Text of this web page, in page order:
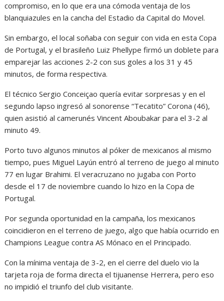
compromiso, en lo que era una cómoda ventaja de los
blanquiazules en la cancha del Estadio da Capital do Movel.
Sin embargo, el local soñaba con seguir con vida en esta Copa
de Portugal, y el brasileño Luiz Phellype firmó un doblete para
emparejar las acciones 2-2 con sus goles a los 31 y 45
minutos, de forma respectiva.
El técnico Sergio Conceiçao quería evitar sorpresas y en el
segundo lapso ingresó al sonorense “Tecatito” Corona (46),
quien asistió al camerunés Vincent Aboubakar para el 3-2 al
minuto 49.
Porto tuvo algunos minutos al póker de mexicanos al mismo
tiempo, pues Miguel Layún entró al terreno de juego al minuto
77 en lugar Brahimi. El veracruzano no jugaba con Porto
desde el 17 de noviembre cuando lo hizo en la Copa de
Portugal.
Por segunda oportunidad en la campaña, los mexicanos
coincidieron en el terreno de juego, algo que había ocurrido en
Champions League contra AS Mónaco en el Principado.
Con la mínima ventaja de 3-2, en el cierre del duelo vio la
tarjeta roja de forma directa el tijuanense Herrera, pero eso
no impidió el triunfo del club visitante.